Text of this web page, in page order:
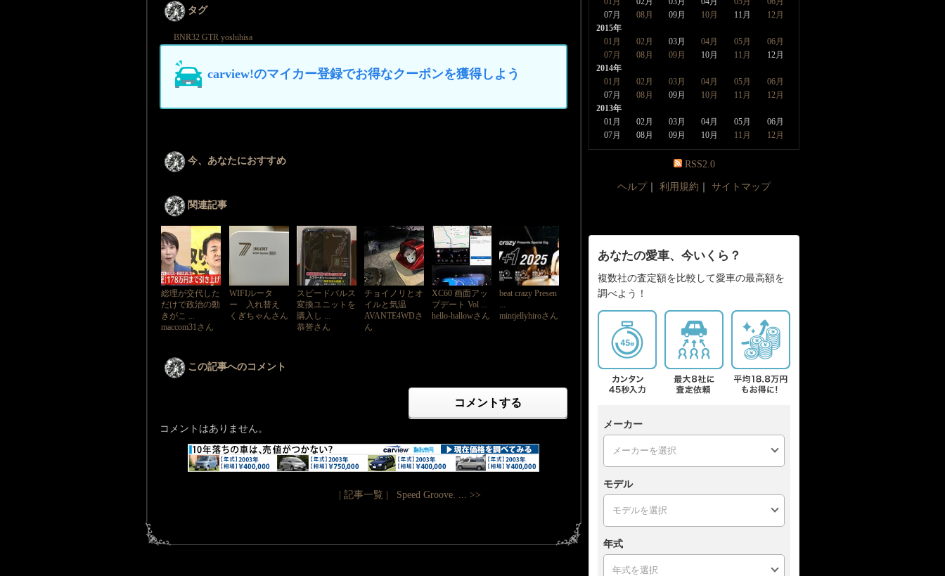
タグ
BNR32 GTR yoshihisa
carview!のマイカー登録でお得なクーポンを獲得しよう
今、あなたにおすすめ
関連記事
総理が交代した
だけで政治の動
きがこ ...
maccom31さん
WIFIルータ
ー 入れ替え
くぎちゃんさん
スピードパルス
変換ユニットを
購入し ...
恭誉さん
チョイノリとオ
イルと気温
AVANTE4WDさ
ん
XC60 画面アッ
プデート Vol ...
hello-hallowさん
beat crazy Presen
...
mintjellyhiroさん
この記事へのコメント
コメントする
コメントはありません。
| 記事一覧 | Speed Groove. ... >>
07月
08月 09月 10月 11月
12月
2015年
01月
02月 03月 04月 05月
06月
07月
08月 09月 10月 11月
12月
2014年
01月
02月 03月 04月 05月
06月
07月
08月 09月 10月 11月
12月
2013年
01月
02月 03月 04月 05月
06月
07月
08月 09月 10月 11月 12月
RSS2.0
ヘルプ 利用規約 サイトマップ
あなたの愛車、今いくら？
複数社の査定額を比較して愛車の最高額を
調べよう！
メーカー
モデル
年式